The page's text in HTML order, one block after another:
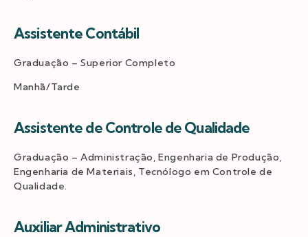
Assistente Contábil
Graduação – Superior Completo
Manhã/Tarde
Assistente de Controle de Qualidade
Graduação – Administração, Engenharia de Produção,
Engenharia de Materiais, Tecnólogo em Controle de
Qualidade.
Auxiliar Administrativo